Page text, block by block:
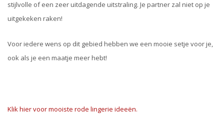
stijlvolle of een zeer uitdagende uitstraling. Je partner zal niet op je
uitgekeken raken!
Voor iedere wens op dit gebied hebben we een mooie setje voor je,
ook als je een maatje meer hebt!
Klik hier voor mooiste rode lingerie ideeën.